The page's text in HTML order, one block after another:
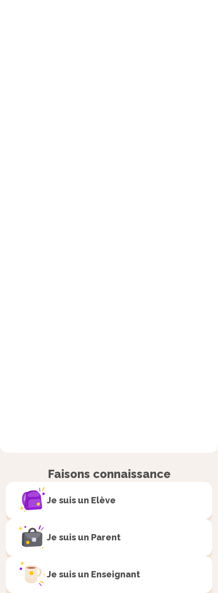
Faisons connaissance
Je suis un Elève
Je suis un Parent
Je suis un Enseignant